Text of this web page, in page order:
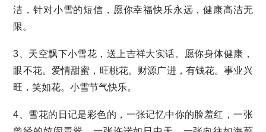
洁，针对小雪的短信，愿你幸福快乐永远，健康高洁无
限。
3、天空飘下小雪花，送上吉祥大实话。愿你身体健康，
眼不花。爱情甜蜜，旺桃花。财源广进，有钱花。事业兴
旺，笑如花。小雪节气快乐。
4、雪花的日记是彩色的，一张记忆中你的脸羞红，一张